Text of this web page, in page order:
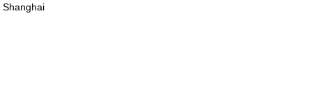
Shanghai